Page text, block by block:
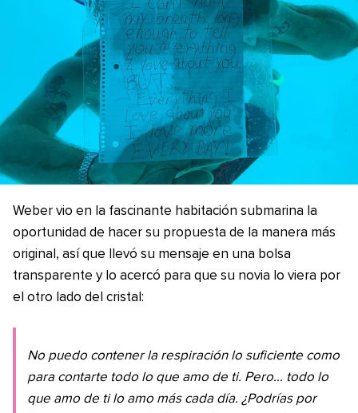
Weber vio en la fascinante habitación submarina la
oportunidad de hacer su propuesta de la manera más
original, así que llevó su mensaje en una bolsa
transparente y lo acercó para que su novia lo viera por
el otro lado del cristal:
No puedo contener la respiración lo suficiente como
para contarte todo lo que amo de ti. Pero… todo lo
que amo de ti lo amo más cada día. ¿Podrías por